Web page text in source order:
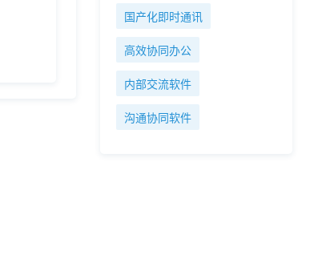
国产化即时通讯
高效协同办公
内部交流软件
沟通协同软件